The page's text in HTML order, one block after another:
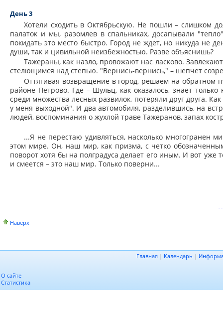
День 3
Хотели сходить в Октябрьскую. Не пошли – слишком
палаток и мы, разомлев в спальниках, досапывали
покидать это место быстро. Город не ждет, но никуда не
души, так и цивильной неизбежностью. Разве объяснишь?
Тажераны, как назло, провожают нас ласково.
стелющимся над степью. "Вернись-вернись," – шепчет
Оттягивая возвращение в город, решаем на обратном
районе Петрово. Где – Шульц, как оказалось, знает
среди множества лесных развилок, потеряли друг друга.
у меня выходной". И два автомобиля, разделившись, на
людей, воспоминания о жухлой траве Тажеранов, запах
...Я не перестаю удивляться, насколько
этом мире. Он, наш мир, как призма, с четко
поворот хотя бы на полградуса делает его иным. И вот уже
и смеется – это наш мир. Только поверни...
Наверх
Главная | Календарь |
О сайте
Статистика